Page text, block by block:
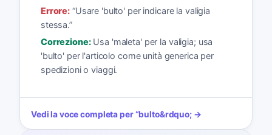
Errore: “Usare 'bulto' per indicare la valigia
stessa.”
Correzione: Usa 'maleta' per la valigia; usa
'bulto' per l'articolo come unità generica per
spedizioni o viaggi.
Vedi la voce completa per“bulto&rdquo; →